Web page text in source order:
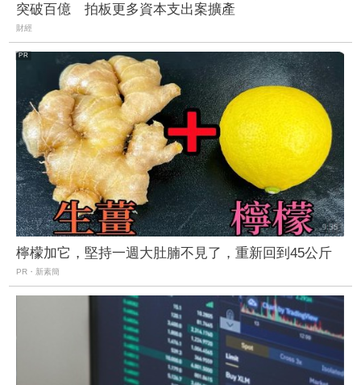
突破百億 拍板更多資本支出案擴產
財經
檸檬加它，堅持一週大肚腩不見了，重新回到45公斤
PR・新素簡